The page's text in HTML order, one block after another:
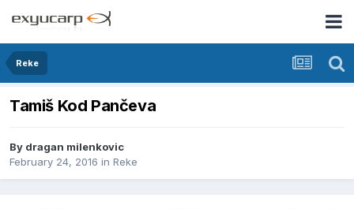
Reke
Tamiš Kod Pančeva
By dragan milenkovic
February 24, 2016 in Reke